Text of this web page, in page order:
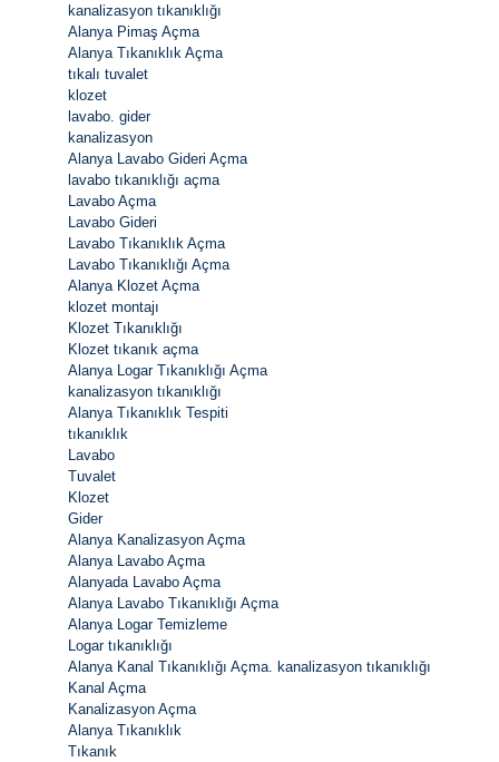
kanalizasyon tıkanıklığı
Alanya Pimaş Açma
Alanya Tıkanıklık Açma
tıkalı tuvalet
klozet
lavabo. gider
kanalizasyon
Alanya Lavabo Gideri Açma
lavabo tıkanıklığı açma
Lavabo Açma
Lavabo Gideri
Lavabo Tıkanıklık Açma
Lavabo Tıkanıklığı Açma
Alanya Klozet Açma
klozet montajı
Klozet Tıkanıklığı
Klozet tıkanık açma
Alanya Logar Tıkanıklığı Açma
kanalizasyon tıkanıklığı
Alanya Tıkanıklık Tespiti
tıkanıklık
Lavabo
Tuvalet
Klozet
Gider
Alanya Kanalizasyon Açma
Alanya Lavabo Açma
Alanyada Lavabo Açma
Alanya Lavabo Tıkanıklığı Açma
Alanya Logar Temizleme
Logar tıkanıklığı
Alanya Kanal Tıkanıklığı Açma. kanalizasyon tıkanıklığı
Kanal Açma
Kanalizasyon Açma
Alanya Tıkanıklık
Tıkanık